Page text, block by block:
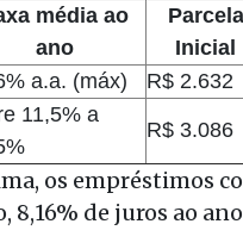
média ao
ano
Parcela
Inicial
a.a. (máx) R$ 2.632
11,5% a
R$ 3.086
os empréstimos
de juros ao